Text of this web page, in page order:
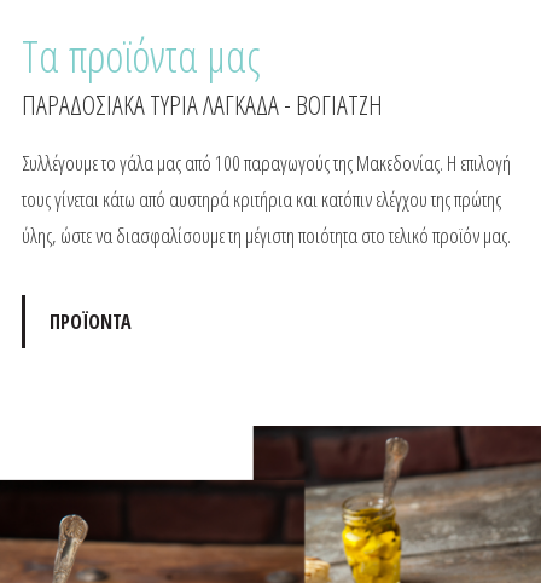
Τα προϊόντα μας
ΠΑΡΑΔΟΣΙΑΚΑ ΤΥΡΙΑ ΛΑΓΚΑΔΑ - ΒΟΓΙΑΤΖΗ
Συλλέγουμε το γάλα μας από 100 παραγωγούς της Μακεδονίας. Η επιλογή
τους γίνεται κάτω από αυστηρά κριτήρια και κατόπιν ελέγχου της πρώτης
ύλης, ώστε να διασφαλίσουμε τη μέγιστη ποιότητα στο τελικό προϊόν μας.
ΠΡΟΪΟΝΤΑ